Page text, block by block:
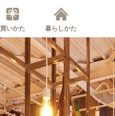
買いかた 暮らしかた